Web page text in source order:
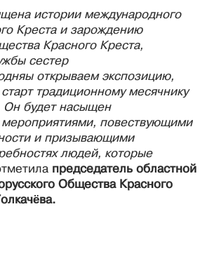
истории международного
Креста и зарождению
Красного Креста,
сестер
открываем экспозицию,
традиционному месячнику
Он будет насыщен
повествующими
и призывающими
людей, которые
председатель областной
Общества Красного